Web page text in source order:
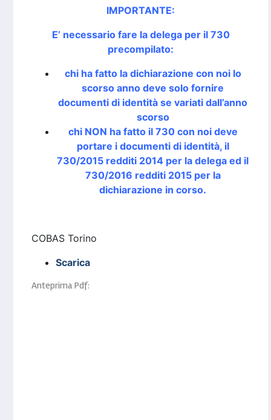
IMPORTANTE:
E’ necessario fare la delega per il 730
precompilato:
chi ha fatto la dichiarazione con noi lo
scorso anno deve solo fornire
documenti di identità se variati dall’anno
scorso
chi NON ha fatto il 730 con noi deve
portare i documenti di identità, il
730/2015 redditi 2014 per la delega ed il
730/2016 redditi 2015 per la
dichiarazione in corso.
COBAS Torino
Scarica
Anteprima Pdf: